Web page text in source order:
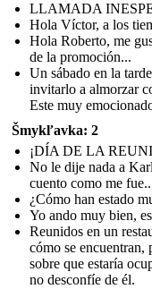
LLAMADA
Hola Víctor, a los
Hola Roberto, me
de la promoción...
Un sábado en la
invitarlo a almorzar
Este muy
Šmykľavka: 2
¡DÍA DE LA
No le dije nada a
cuento como me
¿Cómo han estado
Yo ando muy bien,
Reunidos en un
cómo se
sobre que estaría
no desconfíe de él.